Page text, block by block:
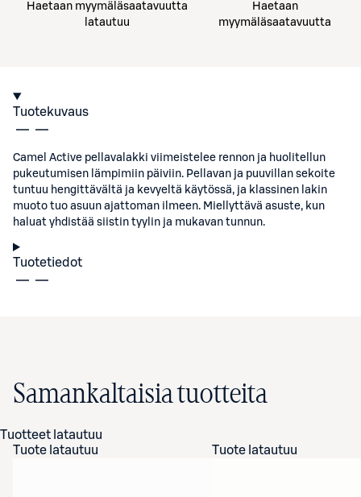
Haetaan myymäläsaatavuutta
latautuu
Haetaan
myymäläsaatavuutta
Tuotekuvaus
Camel Active pellavalakki viimeistelee rennon ja huolitellun
pukeutumisen lämpimiin päiviin. Pellavan ja puuvillan sekoite
tuntuu hengittävältä ja kevyeltä käytössä, ja klassinen lakin
muoto tuo asuun ajattoman ilmeen. Miellyttävä asuste, kun
haluat yhdistää siistin tyylin ja mukavan tunnun.
Tuotetiedot
Samankaltaisia tuotteita
Tuotteet latautuu
Tuote latautuu
Tuote latautuu